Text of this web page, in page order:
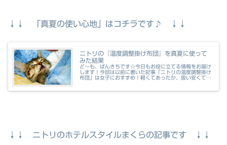
↓↓ 「真夏の使い心地」はコチラです♪ ↓↓
ニトリの『温度調整掛け布団』を真夏に使って
みた結果
ど～も、ぱんきちです☆今日もお役に立てる情報をお届け
します！今回は以前に書いた記事「ニトリの温度調整掛け
布団」は女子におすすめ！軽くてあったか、扱い安くてお
↓↓ ニトリのホテルスタイルまくらの記事です ↓↓